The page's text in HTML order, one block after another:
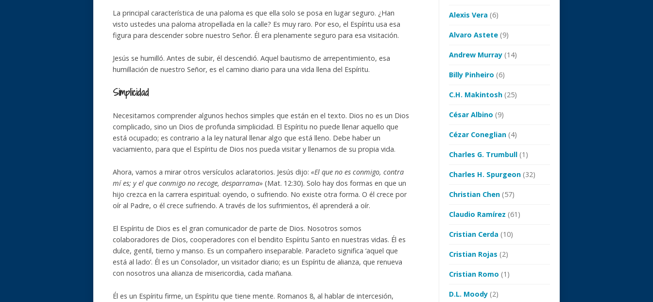
La principal característica de una paloma es que ella solo se posa en lugar seguro. ¿Han
visto ustedes una paloma atropellada en la calle? Es muy raro. Por eso, el Espíritu usa esa
figura para descender sobre nuestro Señor. Él era plenamente seguro para esa visitación.
Jesús se humilló. Antes de subir, él descendió. Aquel bautismo de arrepentimiento, esa
humillación de nuestro Señor, es el camino diario para una vida llena del Espíritu.
Simplicidad
Necesitamos comprender algunos hechos simples que están en el texto. Dios no es un Dios
complicado, sino un Dios de profunda simplicidad. El Espíritu no puede llenar aquello que
está ocupado; es contrario a la ley natural llenar algo que está lleno. Debe haber un
vaciamiento, para que el Espíritu de Dios nos pueda visitar y llenarnos de su propia vida.
Ahora, vamos a mirar otros versículos aclaratorios. Jesús dijo: «El que no es conmigo, contra
mí es; y el que conmigo no recoge, desparrama» (Mat. 12:30). Solo hay dos formas en que un
hijo crezca en la carrera espiritual: oyendo, o sufriendo. No existe otra forma. O él crece por
oír al Padre, o él crece sufriendo. A través de los sufrimientos, él aprenderá a oír.
El Espíritu de Dios es el gran comunicador de parte de Dios. Nosotros somos
colaboradores de Dios, cooperadores con el bendito Espíritu Santo en nuestras vidas. Él es
dulce, gentil, tierno y manso. Es un compañero inseparable. Paracleto significa ‘aquel que
está al lado’. Él es un Consolador, un visitador diario; es un Espíritu de alianza, que renueva
con nosotros una alianza de misericordia, cada mañana.
Él es un Espíritu firme, un Espíritu que tiene mente. Romanos 8, al hablar de intercesión,
Alexis Vera (6)
Alvaro Astete (9)
Andrew Murray (14)
Billy Pinheiro (6)
C.H. Makintosh (25)
César Albino (9)
Cézar Coneglian (4)
Charles G. Trumbull (1)
Charles H. Spurgeon (32)
Christian Chen (57)
Claudio Ramírez (61)
Cristian Cerda (10)
Cristian Rojas (2)
Cristian Romo (1)
D.L. Moody (2)